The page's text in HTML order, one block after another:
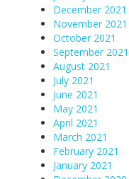
December 2021
November 2021
October 2021
September 2021
August 2021
July 2021
June 2021
May 2021
April 2021
March 2021
February 2021
January 2021